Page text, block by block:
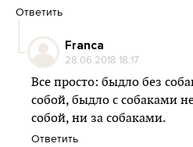
Ответить
Franca
28.06.2018 18:17
Все просто: быдло без
собой, быдло с собаками
собой, ни за собаками.
Ответить